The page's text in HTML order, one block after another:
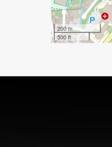
200 m
500 ft